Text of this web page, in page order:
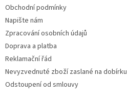
Obchodní podmínky
Napište nám
Zpracování osobních údajů
Doprava a platba
Reklamační řád
Nevyzvednuté zboží zaslané na dobírku
Odstoupení od smlouvy